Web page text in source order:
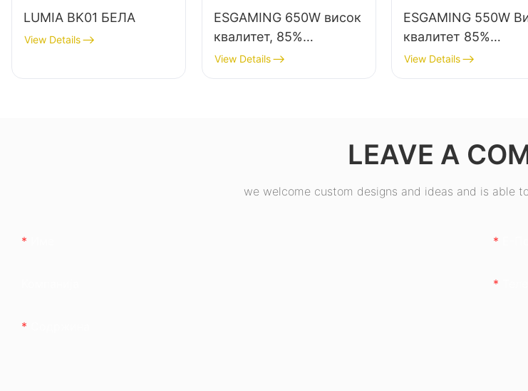
LUMIA BK01 БЕЛА
View Details
ESGAMING 650W висок
квалитет, 85%
ефикасност,
целомодул, 80+
View Details
ESGAMING 550W
квалитет 85%
ефикасност 80+
Бронзено
View Details
LEAVE A
we welcome custom designs and ideas and is able